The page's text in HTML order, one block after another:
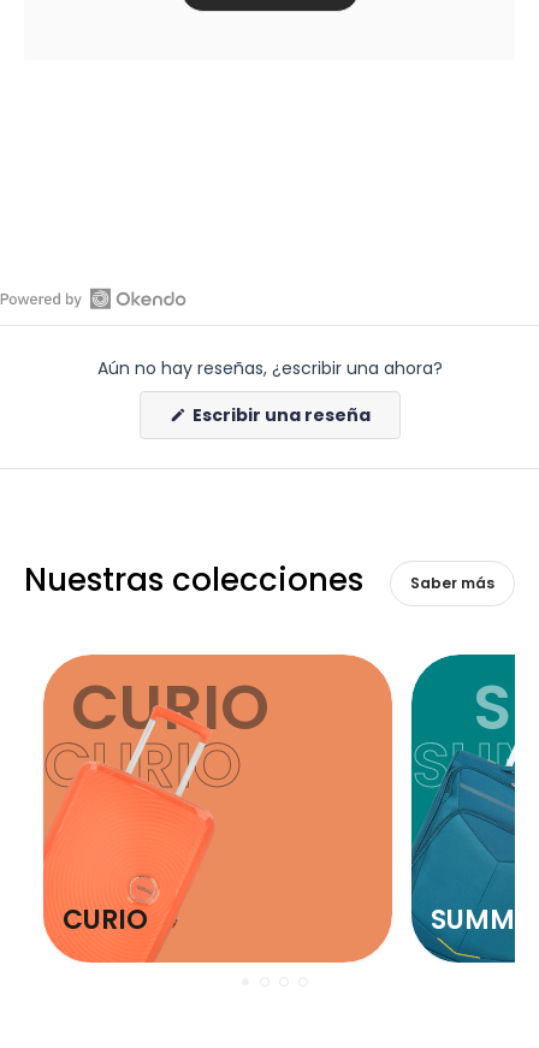
Abrir
Aún no hay reseñas, ¿escribir una ahora?
Escribir una reseña(Se
abre
una
Nuestras colecciones Saber más
CURIO
CURIO
CURIO